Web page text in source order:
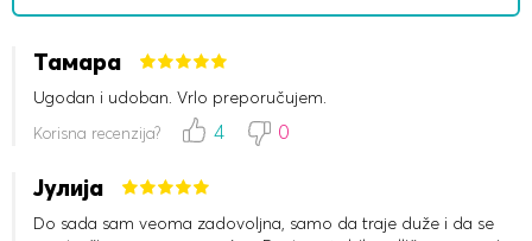
Тамара
Ugodan i udoban. Vrlo preporučujem.
Korisna recenzija? 4 0
Јулија
Do sada sam veoma zadovoljna, samo da traje duže i da se